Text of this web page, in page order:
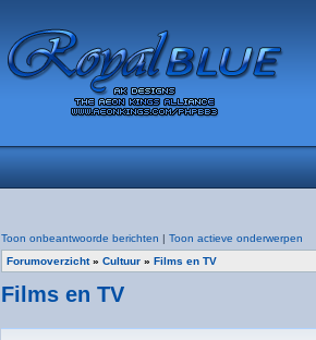
Toon onbeantwoorde berichten | Toon actieve onderwerpen
Forumoverzicht» Cultuur» Films en TV
Films en TV